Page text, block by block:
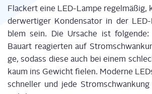
Fla­ckert eine LED-Lam­pe regel­mä­ßig,
der­wer­ti­ger Kon­den­sa­tor in der
blem sein. Die Ursa­che ist fol­gen­de:
Bau­art reagier­ten auf
ge, sodass die­se auch bei einem
kaum ins Gewicht fie­len. Moder­ne
schnel­ler und jede